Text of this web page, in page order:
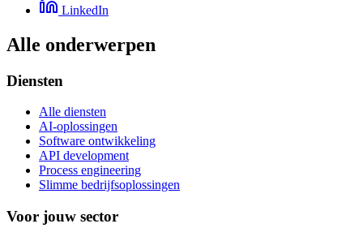
LinkedIn
Alle onderwerpen
Diensten
Alle diensten
AI-oplossingen
Software ontwikkeling
API development
Process engineering
Slimme bedrijfsoplossingen
Voor jouw sector